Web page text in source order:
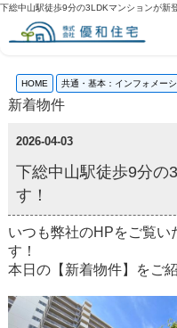
下総中山駅徒歩9分の3LDKマンションが新
HOME 共通・基本：インフォメー
新着物件
2026-04-03
下総中山駅徒歩9分の
す！
いつも弊社のHPをご覧い
す！
本日の【新着物件】をご